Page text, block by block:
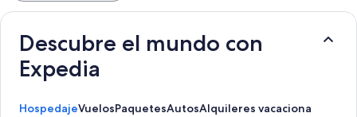
Descubre el mundo con
Expedia
HospedajeVuelosPaquetesAutosAlquileres vacacionales